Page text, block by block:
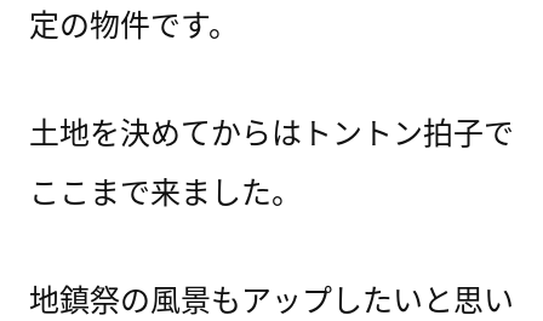
定の物件です。
土地を決めてからはトントン拍子で
ここまで来ました。
地鎮祭の風景もアップしたいと思い